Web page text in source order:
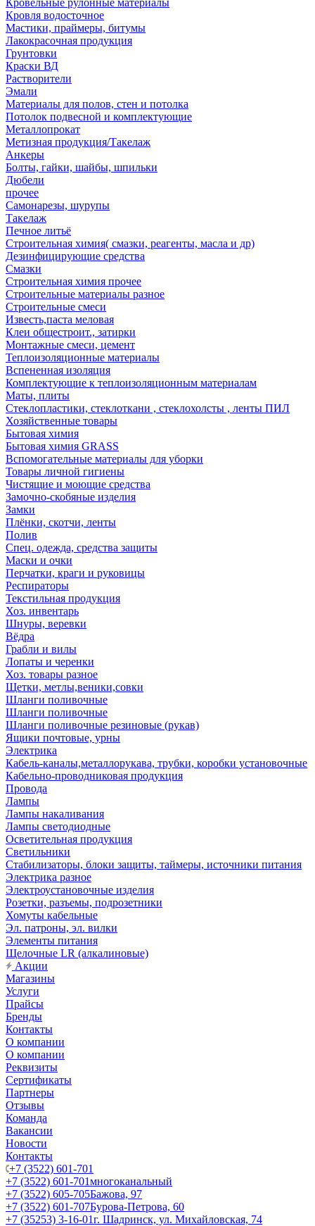
Кровельные рулонные материалы
Кровля водосточное
Мастики, праймеры, битумы
Лакокрасочная продукция
Грунтовки
Краски ВД
Растворители
Эмали
Материалы для полов, стен и потолка
Потолок подвесной и комплектующие
Металлопрокат
Метизная продукция/Такелаж
Анкеры
Болты, гайки, шайбы, шпильки
Дюбели
прочее
Самонарезы, шурупы
Такелаж
Печное литьё
Строительная химия( смазки, реагенты, масла и др)
Дезинфицирующие средства
Смазки
Строительная химия прочее
Строительные материалы разное
Строительные смеси
Известь,паста меловая
Клеи общестроит., затирки
Монтажные смеси, цемент
Теплоизоляционные материалы
Вспененная изоляция
Комплектующие к теплоизоляционным материалам
Маты, плиты
Стеклопластики, стеклоткани , стеклохолсты , ленты ПИЛ
Хозяйственные товары
Бытовая химия
Бытовая химия GRASS
Вспомогательные материалы для уборки
Товары личной гигиены
Чистящие и моющие средства
Замочно-скобяные изделия
Замки
Плёнки, скотчи, ленты
Полив
Спец. одежда, средства защиты
Маски и очки
Перчатки, краги и руковицы
Респираторы
Текстильная продукция
Хоз. инвентарь
Шнуры, веревки
Вёдра
Грабли и вилы
Лопаты и черенки
Хоз. товары разное
Щетки, метлы,веники,совки
Шланги поливочные
Шланги поливочные
Шланги поливочные резиновые (рукав)
Ящики почтовые, урны
Электрика
Кабель-каналы,металлорукава, трубки, коробки установочные
Кабельно-проводниковая продукция
Провода
Лампы
Лампы накаливания
Лампы светодиодные
Осветительная продукция
Светильники
Стабилизаторы, блоки защиты, таймеры, источники питания
Электрика разное
Электроустановочные изделия
Розетки, разъемы, подрозетники
Хомуты кабельные
Эл. патроны, эл. вилки
Элементы питания
Щелочные LR (алкалиновые)
Акции
Магазины
Услуги
Прайсы
Бренды
Контакты
О компании
О компании
Реквизиты
Сертификаты
Партнеры
Отзывы
Команда
Вакансии
Новости
Контакты
+7 (3522) 601-701
+7 (3522) 601-701многоканальный
+7 (3522) 605-705Бажова, 97
+7 (3522) 601-707Бурова-Петрова, 60
+7 (35253) 3-16-01г. Шадринск, ул. Михайловская, 74